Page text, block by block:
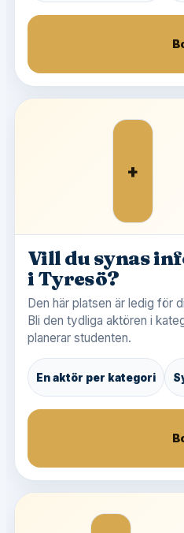
+
Vill du synas
i Tyresö?
Den här platsen är ledig för
Bli den tydliga aktören i
planerar studenten.
En aktör per kategori